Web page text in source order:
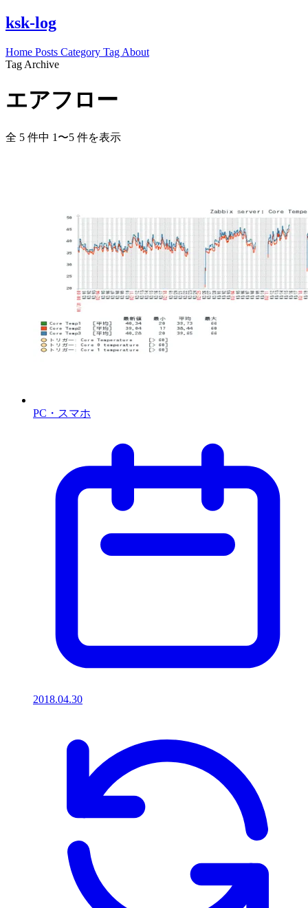
ksk-log
Home Posts Category Tag About
Tag Archive
エアフロー
全 5 件中 1〜5 件を表示
PC・スマホ
2018.04.30